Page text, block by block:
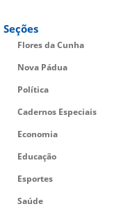
Seções
Flores da Cunha
Nova Pádua
Política
Cadernos Especiais
Economia
Educação
Esportes
Saúde